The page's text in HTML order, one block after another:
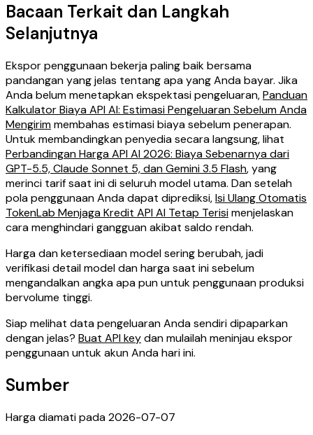
Bacaan Terkait dan Langkah
Selanjutnya
Ekspor penggunaan bekerja paling baik bersama
pandangan yang jelas tentang apa yang Anda bayar. Jika
Anda belum menetapkan ekspektasi pengeluaran,Panduan
Kalkulator Biaya API AI: Estimasi Pengeluaran Sebelum Anda
Mengirimmembahas estimasi biaya sebelum penerapan.
Untuk membandingkan penyedia secara langsung, lihat
Perbandingan Harga API AI 2026: Biaya Sebenarnya dari
GPT-5.5, Claude Sonnet 5, dan Gemini 3.5 Flash, yang
merinci tarif saat ini di seluruh model utama. Dan setelah
pola penggunaan Anda dapat diprediksi,Isi Ulang Otomatis
TokenLab Menjaga Kredit API AI Tetap Terisimenjelaskan
cara menghindari gangguan akibat saldo rendah.
Harga dan ketersediaan model sering berubah, jadi
verifikasi detail model dan harga saat ini sebelum
mengandalkan angka apa pun untuk penggunaan produksi
bervolume tinggi.
Siap melihat data pengeluaran Anda sendiri dipaparkan
dengan jelas? Buat API keydan mulailah meninjau ekspor
penggunaan untuk akun Anda hari ini.
Sumber
Harga diamati pada 2026-07-07